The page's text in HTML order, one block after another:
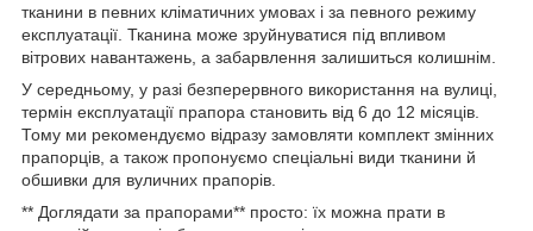
тканини в певних кліматичних умовах і за певного режиму
експлуатації. Тканина може зруйнуватися під впливом
вітрових навантажень, а забарвлення залишиться колишнім.
У середньому, у разі безперервного використання на вулиці,
термін експлуатації прапора становить від 6 до 12 місяців.
Тому ми рекомендуємо відразу замовляти комплект змінних
прапорців, а також пропонуємо спеціальні види тканини й
обшивки для вуличних прапорів.
** Доглядати за прапорами** просто: їх можна прати в